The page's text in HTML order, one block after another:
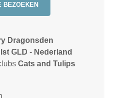
BEZOEKEN
Dragonsden
GLD - Nederland
Cats and Tulips